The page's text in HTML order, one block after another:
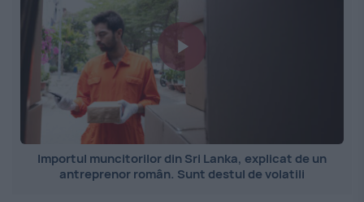
Importul muncitorilor din Sri Lanka, explicat de un
antreprenor român. Sunt destul de volatili